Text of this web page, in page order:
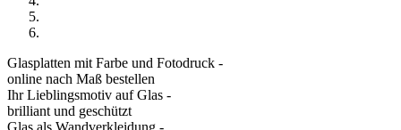
Glasplatten mit Farbe und Fotodruck -
online nach Maß bestellen
Ihr Lieblingsmotiv auf Glas -
brilliant und geschützt
Glas als Wandverkleidung -